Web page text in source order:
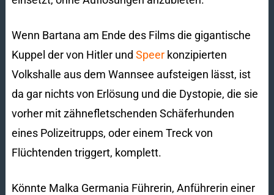
Wenn Bartana am Ende des Films die gigantische
Kuppel der von Hitler und Speerkonzipierten
Volkshalle aus dem Wannsee aufsteigen lässt, ist
da gar nichts von Erlösung und die Dystopie, die sie
vorher mit zähnefletschenden Schäferhunden
eines Polizeitrupps, oder einem Treck von
Flüchtenden triggert, komplett.
Könnte Malka Germania Führerin, Anführerin einer